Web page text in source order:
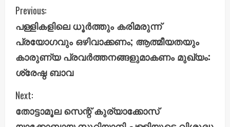
C
o
n
t
i
n
Previous:
പള്ളികളിലെ ധൂർത്തും കരിമരുന്ന്
പ്രയോഗവും ഒഴിവാക്കണം; ആത്മീയതയും
കാരുണ്യ പ്രവർത്തനങ്ങളുമാകണം മുഖ്യം:
ശ്രേഷ്ഠ ബാവ
Next:
തോട്ടാമൂല സെന്റ് കുര്യാക്കോസ്